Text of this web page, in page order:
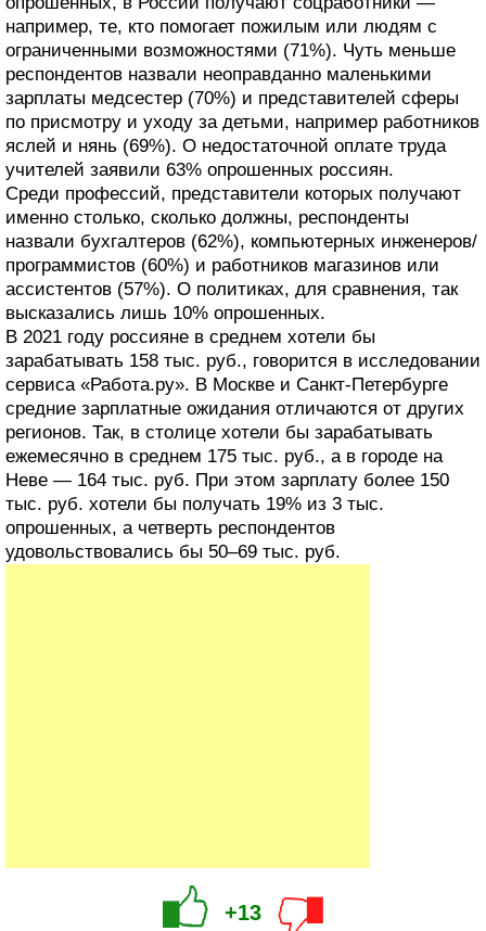
например, те, кто помогает пожилым или людям с
ограниченными возможностями (71%). Чуть меньше
респондентов назвали неоправданно маленькими
зарплаты медсестер (70%) и представителей сферы
по присмотру и уходу за детьми, например работников
яслей и нянь (69%). О недостаточной оплате труда
учителей заявили 63% опрошенных россиян.
Среди профессий, представители которых получают
именно столько, сколько должны, респонденты
назвали бухгалтеров (62%), компьютерных инженеров/
программистов (60%) и работников магазинов или
ассистентов (57%). О политиках, для сравнения, так
высказались лишь 10% опрошенных.
В 2021 году россияне в среднем хотели бы
зарабатывать 158 тыс. руб., говорится в исследовании
сервиса «Работа.ру». В Москве и Санкт-Петербурге
средние зарплатные ожидания отличаются от других
регионов. Так, в столице хотели бы зарабатывать
ежемесячно в среднем 175 тыс. руб., а в городе на
Неве — 164 тыс. руб. При этом зарплату более 150
тыс. руб. хотели бы получать 19% из 3 тыс.
опрошенных, а четверть респондентов
удовольствовались бы 50–69 тыс. руб.
+13